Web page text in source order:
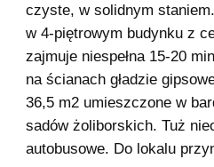
czyste, w solidnym
w 4-piętrowym budynku z
zajmuje niespełna 15-20
na ścianach gładzie
36,5 m2 umieszczone w
sadów żoliborskich. Tuż
autobusowe. Do lokalu